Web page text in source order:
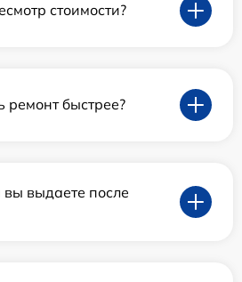
стоимости?
ремонт быстрее?
выдаете после